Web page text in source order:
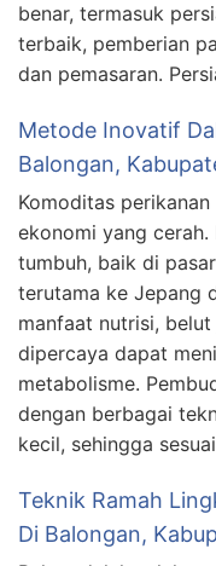
benar, termasuk
terbaik, pemberian
dan pemasaran.
Metode Inovatif
Balongan,
Komoditas
ekonomi yang
tumbuh, baik di
terutama ke Jepang
manfaat nutrisi,
dipercaya dapat
metabolisme.
dengan berbagai
kecil, sehingga
Teknik Ramah
Di Balongan,